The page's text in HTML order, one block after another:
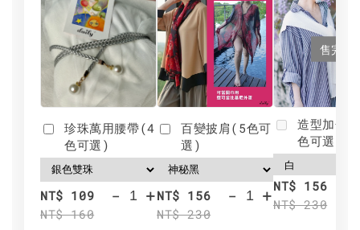
珍珠萬用腰帶(4
色可選)
NT$ 109
NT$ 160
- +
百變披肩(5色可
選)
NT$ 156
NT$ 230
- +
售完
造型加分
色可選)
NT$ 156
NT$ 230